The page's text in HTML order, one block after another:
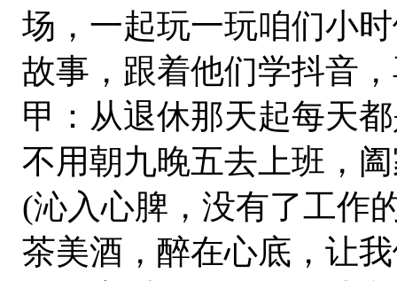
场，一起玩一玩咱们小
故事，跟着他们学抖音
甲：从退休那天起每天
不用朝九晚五去上班，
(沁入心脾，没有了工作
茶美酒，醉在心底，让